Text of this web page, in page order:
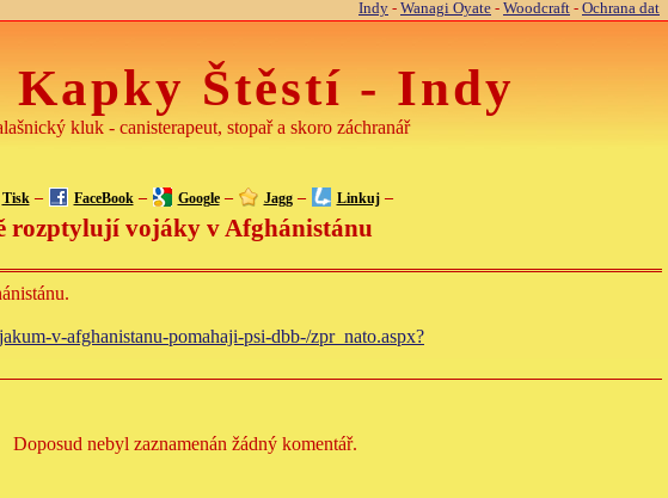
Indy - Wanagi Oyate - Woodcraft - Ochrana dat
Kapky Štěstí - Indy
kluk - canisterapeut, stopař a skoro záchranář
Tisk– FaceBook– Google– Jagg– Linkuj–
rozptylují vojáky v Afghánistánu
v-afghanistanu-pomahaji-psi-dbb-/zpr_nato.aspx?
Doposud nebyl zaznamenán žádný komentář.